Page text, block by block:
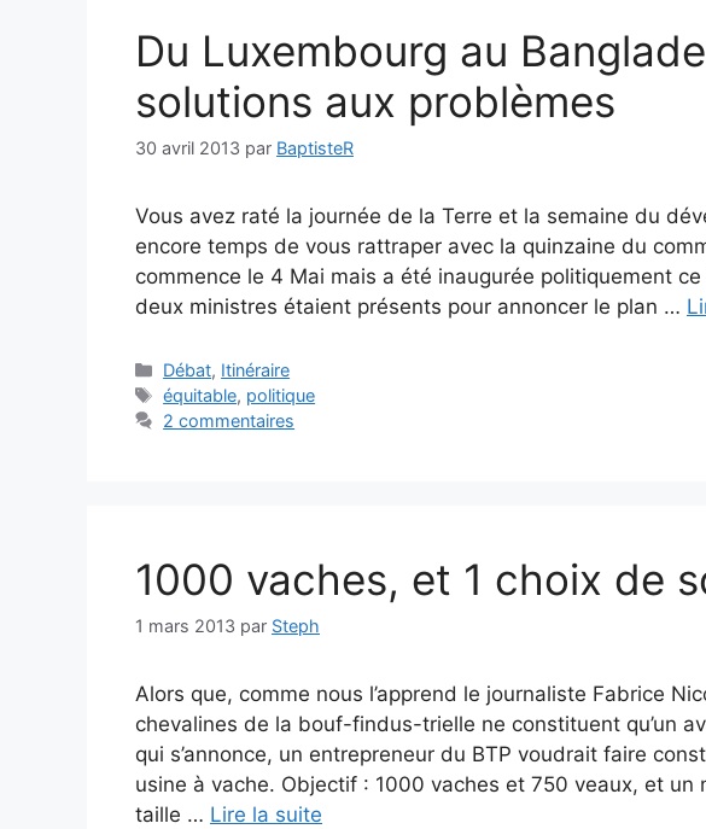
Du Luxembourg au
solutions aux problèmes
30 avril 2013 par BaptisteR
Vous avez raté la journée de la Terre et la semaine du
encore temps de vous rattraper avec la quinzaine du
commence le 4 Mai mais a été inaugurée politiquement
deux ministres étaient présents pour annoncer le plan …
Catégories
Débat, Itinéraire
Étiquettes
équitable, politique
2 commentaires
1000 vaches, et 1 choix de
1 mars 2013 par Steph
Alors que, comme nous l’apprend le journaliste Fabrice
chevalines de la bouf-findus-trielle ne constituent qu’un
qui s’annonce, un entrepreneur du BTP voudrait faire
usine à vache. Objectif : 1000 vaches et 750 veaux, et un
taille … Lire la suite